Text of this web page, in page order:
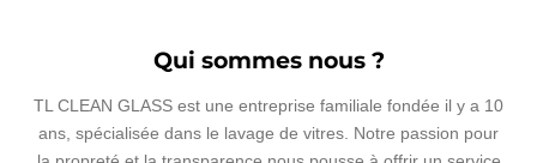
Qui sommes nous ?
TL CLEAN GLASS est une entreprise familiale fondée il y a 10
ans, spécialisée dans le lavage de vitres. Notre passion pour